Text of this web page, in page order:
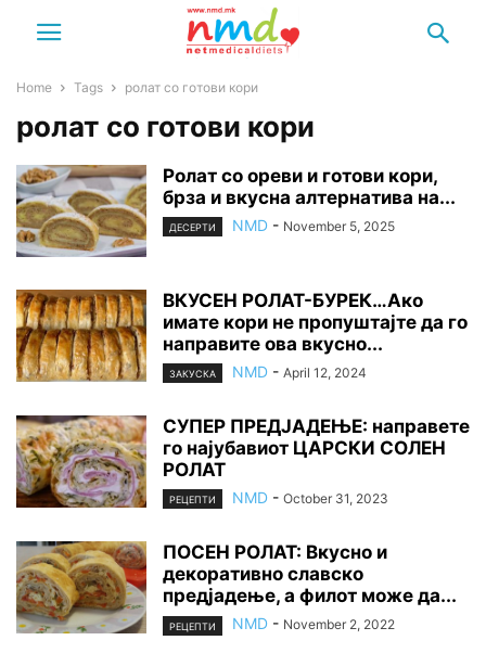
Home Tags ролат со готови кори
ролат со готови кори
Ролат со ореви и готови кори,
брза и вкусна алтернатива на...
ДЕСЕРТИ NMD - November 5, 2025
ВКУСЕН РОЛАТ-БУРЕК…Ако
имате кори не пропуштајте да го
направите ова вкусно...
ЗАКУСКА NMD - April 12, 2024
СУПЕР ПРЕДЈАДЕЊЕ: направете
го најубавиот ЦАРСКИ СОЛЕН
РОЛАТ
РЕЦЕПТИ NMD - October 31, 2023
ПОСЕН РОЛАТ: Вкусно и
декоративно славско
предјадење, а филот може да...
РЕЦЕПТИ NMD - November 2, 2022